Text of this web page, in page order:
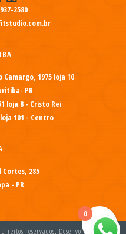
2580
1975 loja 10
PR
loja 8 - Cristo Rei
101 - Centro
Cortes, 285
- PR
reservados. Desenvolvido por
0